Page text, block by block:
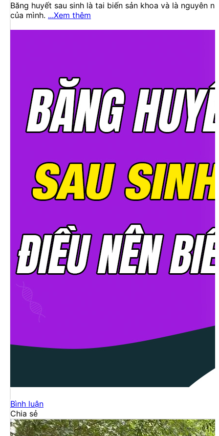
Băng huyết sau sinh là tai biến sản khoa và là nguyên
của mình. ...Xem thêm
Bình luận
Chia sẻ